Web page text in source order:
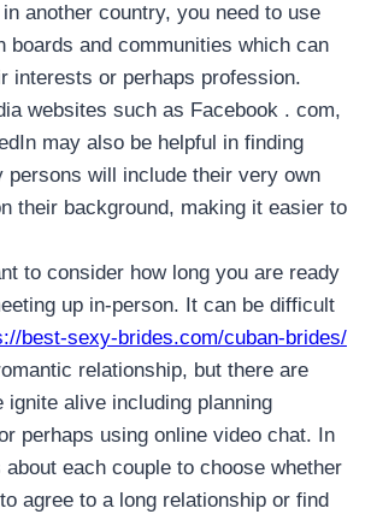
another country, you need to use
boards and communities which can
interests or perhaps profession.
websites such as Facebook . com,
may also be helpful in finding
persons will include their very own
their background, making it easier to
to consider how long you are ready
up in-person. It can be difficult
best-sexy-brides.com/cuban-brides/
relationship, but there are
ignite alive including planning
perhaps using online video chat. In
each couple to choose whether
agree to a long relationship or find